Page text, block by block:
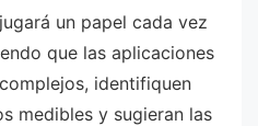
un papel cada vez
que las aplicaciones
identifiquen
medibles y sugieran las